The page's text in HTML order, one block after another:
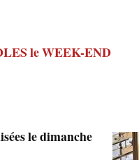
le WEEK-END
le dimanche